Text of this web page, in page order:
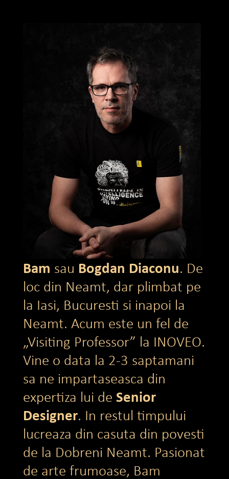
Bam sau Bogdan Diaconu. De
loc din Neamt, dar plimbat pe
la Iasi, Bucuresti si inapoi la
Neamt. Acum este un fel de
„Visiting Professor” la INOVEO.
Vine o data la 2-3 saptamani
sa ne impartaseasca din
expertiza lui de Senior
Designer. In restul timpului
lucreaza din casuta din povesti
de la Dobreni Neamt. Pasionat
de arte frumoase, Bam